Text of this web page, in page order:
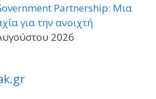
Partnership: Μια
για την ανοιχτή
2026